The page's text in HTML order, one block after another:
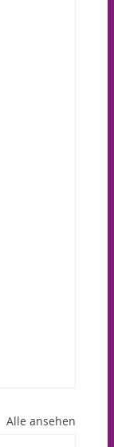
Alle ansehen